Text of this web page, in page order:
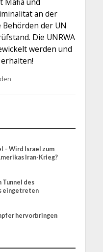
an der
der UN
Die UNRWA
werden und
– Wird Israel zum
Iran-Krieg?
Tunnel des
eingetreten
hervorbringen